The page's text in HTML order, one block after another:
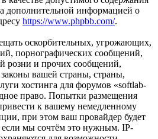
дополнительной информацией о
https://www.phpbb.com/.
оскорбительных, угрожающих,
порнографических сообщений,
розни и прочих сообщений,
вашей страны, страны,
хостинга для форумов «softlab-
право. Попытки размещения
к вашему немедленному
при этом ваш провайдер будет
если мы сочтём это нужным. IP-